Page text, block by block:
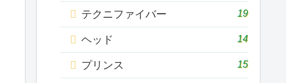
テクニファイバー 19
ヘッド 14
プリンス 15